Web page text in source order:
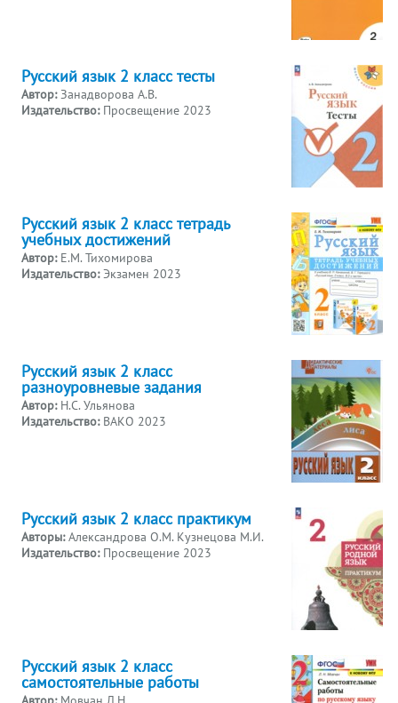
Русский язык 2 класс тесты
Автор:Занадворова А.В.
Издательство: Просвещение 2023
Русский язык 2 класс тетрадь
учебных достижений
Автор: Е.М. Тихомирова
Издательство:Экзамен 2023
Русский язык 2 класс
разноуровневые задания
Автор: Н.С. Ульянова
Издательство: ВАКО 2023
Русский язык 2 класс практикум
Авторы:Александрова О.М. Кузнецова М.И.
Издательство: Просвещение 2023
Русский язык 2 класс
самостоятельные работы